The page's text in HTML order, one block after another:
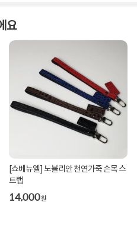
요
[쇼베뉴엘] 노블리안 천연가죽 손목 스
트랩
14,000원